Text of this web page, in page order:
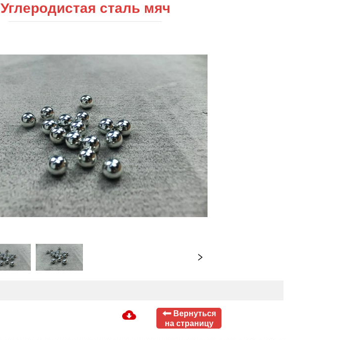
Углеродистая сталь мяч
Вернуться
на страницу